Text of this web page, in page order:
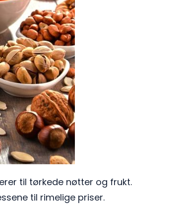
til tørkede nøtter og frukt.
til rimelige priser.